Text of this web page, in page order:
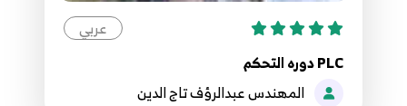
عربي
PLC دوره التحكم
المهندس عبدالرؤف تاج الدين